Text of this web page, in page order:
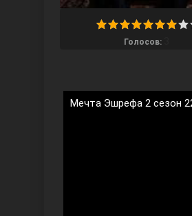
Ты назови
Голосов:
Мечта Эшрефа 2 сезон